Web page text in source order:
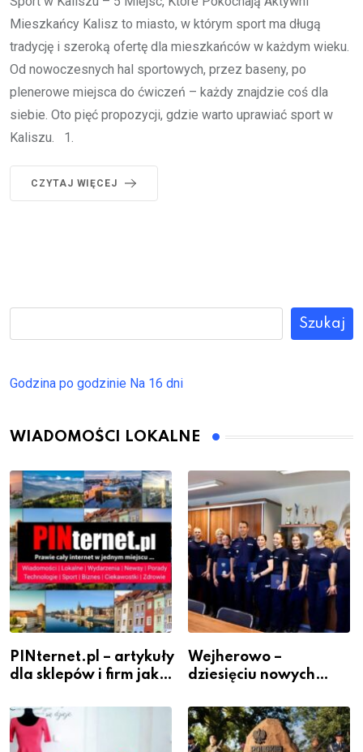
Mieszkańcy Kalisz to miasto, w którym sport ma długą
tradycję i szeroką ofertę dla mieszkańców w każdym wieku.
Od nowoczesnych hal sportowych, przez baseny, po
plenerowe miejsca do ćwiczeń – każdy znajdzie coś dla
siebie. Oto pięć propozycji, gdzie warto uprawiać sport w
Kaliszu. 1.
CZYTAJ WIĘCEJ
Szukaj
Godzina po godzinie Na 16 dni
WIADOMOŚCI LOKALNE
PINternet.pl – artykuły
dla sklepów i firm jako
widoczność
Wejherowo –
dziesięciu nowych
szeregach Komendy
Powiatowej